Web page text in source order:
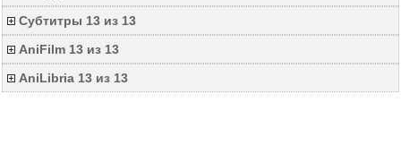
Субтитры 13 из 13
AniFilm 13 из 13
AniLibria 13 из 13